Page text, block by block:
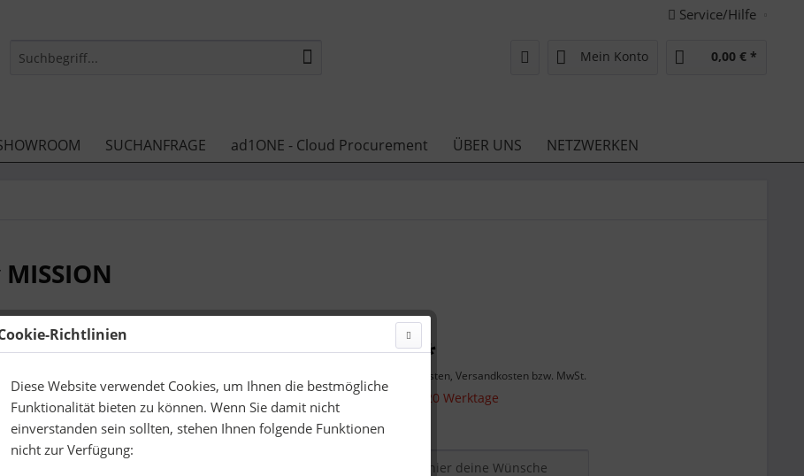
Service/Hilfe
Mein Konto 0,00 € *
SUCHANFRAGE ad1ONE - Cloud Procurement ÜBER UNS NETZWERKEN
69,45 € *
zzgl. Drucknebenkosten, Versandkosten bzw. MwSt.
Lieferzeit 15-20 Werktage
Richtlinien
Diese Website verwendet Cookies, um Ihnen die bestmögliche
Funktionalität bieten zu können. Wenn Sie damit nicht
einverstanden sein sollten, stehen Ihnen folgende Funktionen
nicht zur Verfügung: